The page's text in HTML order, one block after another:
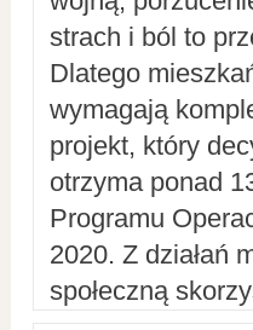
strach i ból to
Dlatego
wymagają
projekt, który
otrzyma ponad
Programu
2020. Z działań
społeczną